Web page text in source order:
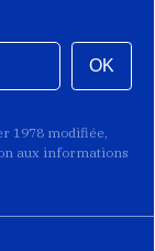
OK
1978 modifiée,
aux informations